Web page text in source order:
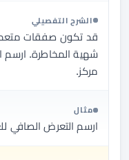
الشرح التفصيلي
قد تكون صفقات
شهية المخاطرة. ارسم
مركز.
مثال
ارسم التعرض الصافي